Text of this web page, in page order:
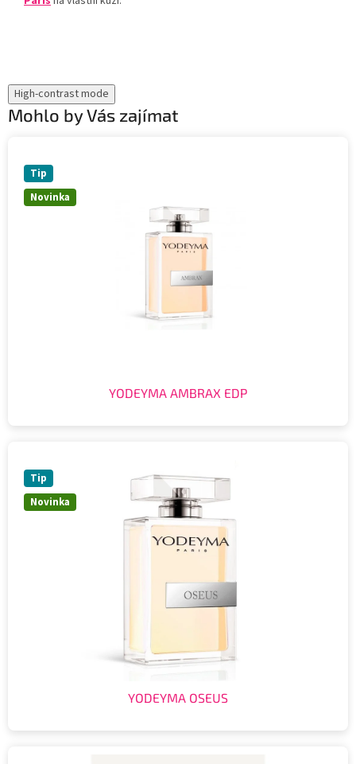
High-contrast mode
Mohlo by Vás zajímat
Novinka
Tip
YODEYMA AMBRAX EDP
Novinka
Tip
YODEYMA OSEUS